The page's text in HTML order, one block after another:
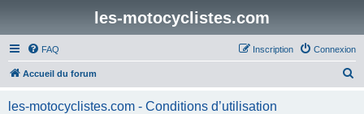
les-motocyclistes.com
FAQ Connexion
Inscription
Accueil du forum
les-motocyclistes.com - Conditions d’utilisation